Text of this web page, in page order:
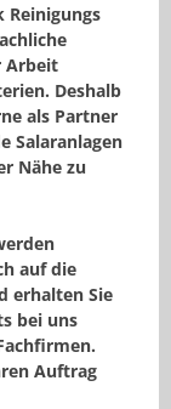
Reinigungs
Arbeit
Deshalb
als Partner
Salaranlagen
Nähe zu
auf die
erhalten Sie
bei uns
Auftrag